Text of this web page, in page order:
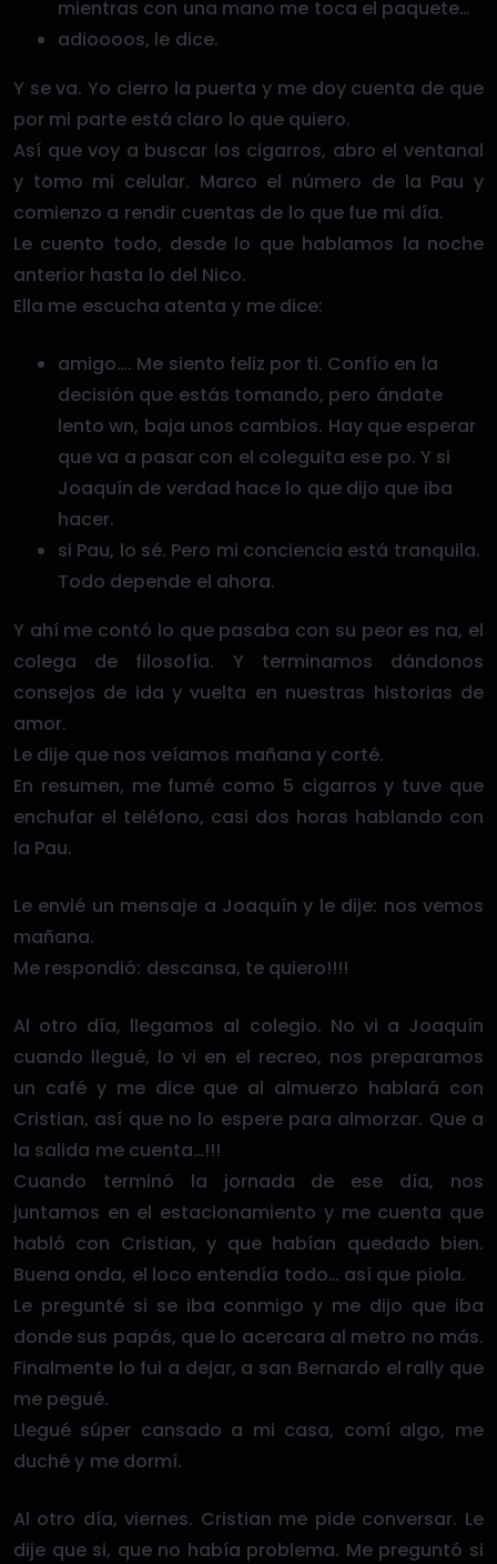
mientras con una mano me toca el paquete…
adioooos, le dice.
Y se va. Yo cierro la puerta y me doy cuenta de que
por mi parte está claro lo que quiero.
Así que voy a buscar los cigarros, abro el ventanal
y tomo mi celular. Marco el número de la Pau y
comienzo a rendir cuentas de lo que fue mi día.
Le cuento todo, desde lo que hablamos la noche
anterior hasta lo del Nico.
Ella me escucha atenta y me dice:
amigo…. Me siento feliz por ti. Confío en la
decisión que estás tomando, pero ándate
lento wn, baja unos cambios. Hay que esperar
que va a pasar con el coleguita ese po. Y si
Joaquín de verdad hace lo que dijo que iba
hacer.
si Pau, lo sé. Pero mi conciencia está tranquila.
Todo depende el ahora.
Y ahí me contó lo que pasaba con su peor es na, el
colega de filosofía. Y terminamos dándonos
consejos de ida y vuelta en nuestras historias de
amor.
Le dije que nos veíamos mañana y corté.
En resumen, me fumé como 5 cigarros y tuve que
enchufar el teléfono, casi dos horas hablando con
la Pau.
Le envié un mensaje a Joaquín y le dije: nos vemos
mañana.
Me respondió: descansa, te quiero!!!!
Al otro día, llegamos al colegio. No vi a Joaquín
cuando llegué, lo vi en el recreo, nos preparamos
un café y me dice que al almuerzo hablará con
Cristian, así que no lo espere para almorzar. Que a
la salida me cuenta…!!!
Cuando terminó la jornada de ese día, nos
juntamos en el estacionamiento y me cuenta que
habló con Cristian, y que habían quedado bien.
Buena onda, el loco entendía todo… así que piola.
Le pregunté si se iba conmigo y me dijo que iba
donde sus papás, que lo acercara al metro no más.
Finalmente lo fui a dejar, a san Bernardo el rally que
me pegué.
Llegué súper cansado a mi casa, comí algo, me
duché y me dormí.
Al otro día, viernes. Cristian me pide conversar. Le
dije que si, que no había problema. Me preguntó si